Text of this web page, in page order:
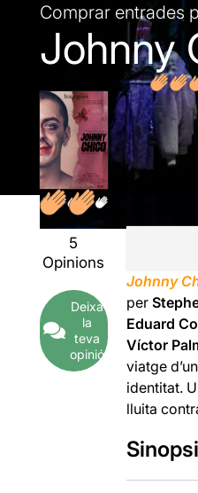
Comprar entrades
Johnny
5
Opinions
Deixa
la
teva
opinió
Johnny
per
Eduard
Víctor
viatge
identitat.
lluita
Sinopsi